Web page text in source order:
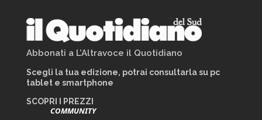
Abbonati a L’Altravoce il Quotidiano
Scegli la tua edizione, potrai consultarla su pc
tablet e smartphone
SCOPRI I PREZZI
COMMUNITY